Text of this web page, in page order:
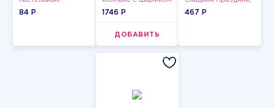
84 P 1746 P
ДОБАВИТЬ
12 шт.
467 P